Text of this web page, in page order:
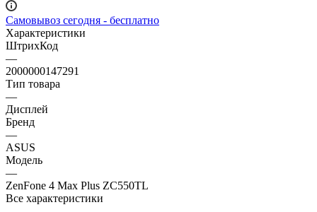
Самовывоз сегодня - бесплатно
Характеристики
ШтрихКод
—
2000000147291
Тип товара
—
Дисплей
Бренд
—
ASUS
Модель
—
ZenFone 4 Max Plus ZC550TL
Все характеристики